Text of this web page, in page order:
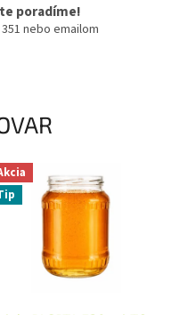
poradíme!
nebo emailom